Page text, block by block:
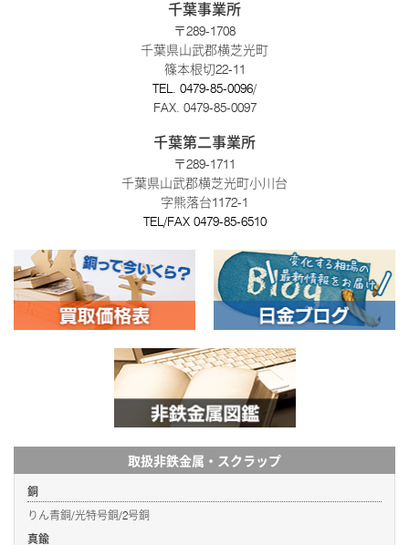
千葉事業所
〒289-1708
千葉県山武郡横芝光町
篠本根切22-11
TEL. 0479-85-0096/
FAX. 0479-85-0097
千葉第二事業所
〒289-1711
千葉県山武郡横芝光町小川台
字熊落台1172-1
TEL/FAX 0479-85-6510
取扱非鉄金属・スクラップ
銅
りん青銅/光特号銅/2号銅
真鍮